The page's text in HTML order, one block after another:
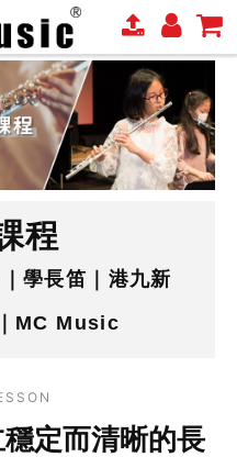
程
學長笛｜港九新
MC Music
定而清晰的長